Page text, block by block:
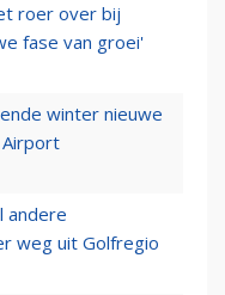
roer over bij
fase van groei'
winter nieuwe
andere
weg uit Golfregio